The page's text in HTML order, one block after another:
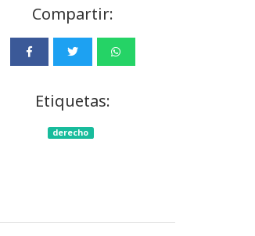
Compartir:
Etiquetas:
derecho